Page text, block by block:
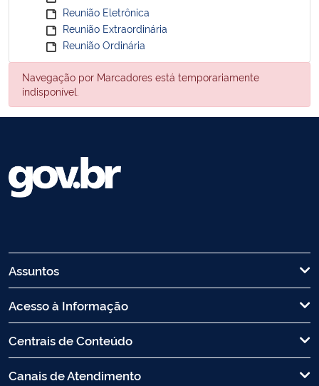
Reunião Eletrônica
Reunião Extraordinária
Reunião Ordinária
Navegação por Marcadores está temporariamente
indisponível.
Assuntos
Acesso à Informação
Centrais de Conteúdo
Canais de Atendimento